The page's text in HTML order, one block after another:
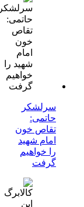
سرلشکر
حاتمی:
تقاص خون
امام شهید
را خواهیم
گرفت